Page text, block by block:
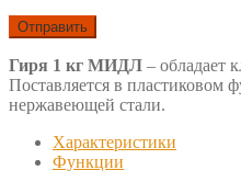
Гиря 1 кг МИДЛ – обладает
Поставляется в пластиковом
нержавеющей стали.
Характеристики
Функции